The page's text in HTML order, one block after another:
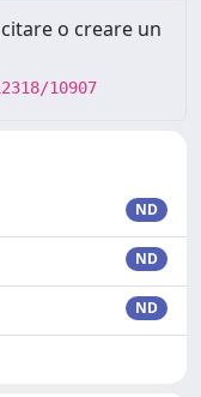
o creare un
10907
ND
ND
ND